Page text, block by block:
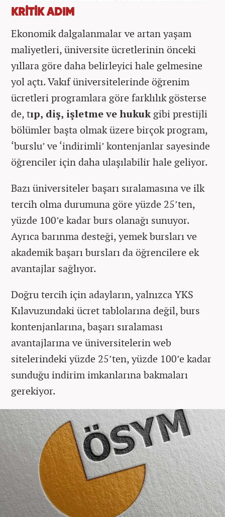
KRİTİK ADIM
Ekonomik dalgalanmalar ve artan yaşam
maliyetleri, üniversite ücretlerinin önceki
yıllara göre daha belirleyici hale gelmesine
yol açtı. Vakıf üniversitelerinde öğrenim
ücretleri programlara göre farklılık gösterse
de, tıp, diş, işletme ve hukukgibi prestijli
bölümler başta olmak üzere birçok program,
‘burslu’ ve ‘indirimli’ kontenjanlar sayesinde
öğrenciler için daha ulaşılabilir hale geliyor.
Bazı üniversiteler başarı sıralamasına ve ilk
tercih olma durumuna göre yüzde 25’ten,
yüzde 100’e kadar burs olanağı sunuyor.
Ayrıca barınma desteği, yemek bursları ve
akademik başarı bursları da öğrencilere ek
avantajlar sağlıyor.
Doğru tercih için adayların, yalnızca YKS
Kılavuzundaki ücret tablolarına değil, burs
kontenjanlarına, başarı sıralaması
avantajlarına ve üniversitelerin web
sitelerindeki yüzde 25’ten, yüzde 100’e kadar
sunduğu indirim imkanlarına bakmaları
gerekiyor.